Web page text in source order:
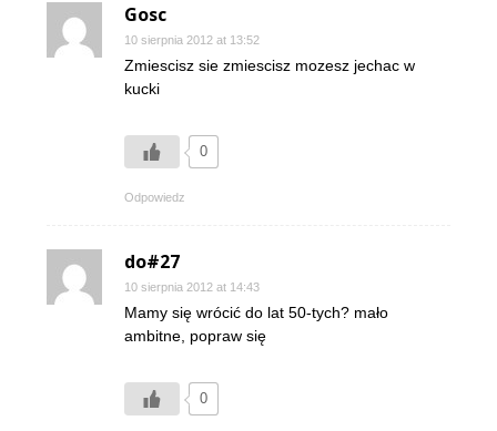
Gosc
10 sierpnia 2012 at 13:52
Zmiescisz sie zmiescisz mozesz jechac w
kucki
0
Odpowiedz
do#27
10 sierpnia 2012 at 14:43
Mamy się wrócić do lat 50-tych? mało
ambitne, popraw się
0